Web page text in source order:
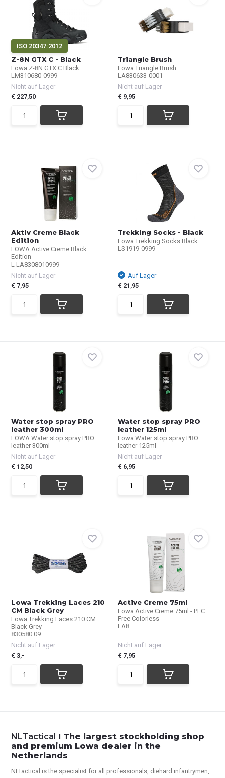
ISO 20347:2012
Z-8N GTX C - Black
Lowa Z-8N GTX C Black
LM310680-0999
Nicht auf Lager
€ 227,50
Triangle Brush
Lowa Triangle Brush
LA830633-0001
Nicht auf Lager
€ 9,95
Aktiv Creme Black
Edition
LOWA Active Creme Black
Edition
L LA8308010999
Nicht auf Lager
€ 7,95
Trekking Socks - Black
Lowa Trekking Socks Black
LS1919-0999
Auf Lager
€ 21,95
Water stop spray PRO
leather 300ml
LOWA Water stop spray PRO
leather 300ml
Nicht auf Lager
€ 12,50
Water stop spray PRO
leather 125ml
Lowa Water stop spray PRO
leather 125ml
Nicht auf Lager
€ 6,95
Lowa Trekking Laces 210
CM Black Grey
Lowa Trekking Laces 210 CM
Black Grey
830580 09...
Nicht auf Lager
€ 3,-
Active Creme 75ml
Lowa Active Creme 75ml - PFC
Free Colorless
LA8...
Nicht auf Lager
€ 7,95
NLTactical I The largest stockholding shop
and premium Lowa dealer in the
Netherlands
NLTactical is the specialist for allprofessionals, diehard infantrymen,